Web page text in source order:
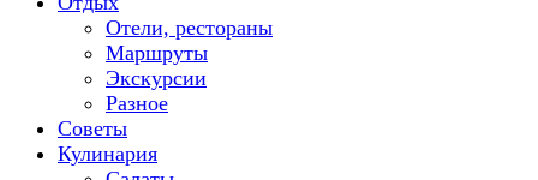
Отели, рестораны
Маршруты
Экскурсии
Разное
Советы
Кулинария